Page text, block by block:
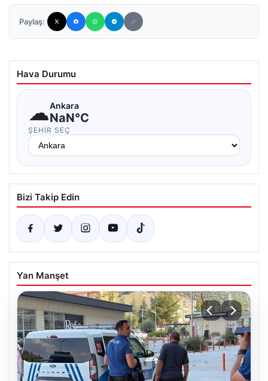
Paylaş:
Hava Durumu
☁Ankara
NaN°C
ŞEHIR SEÇ
Bizi Takip Edin
Yan Manşet